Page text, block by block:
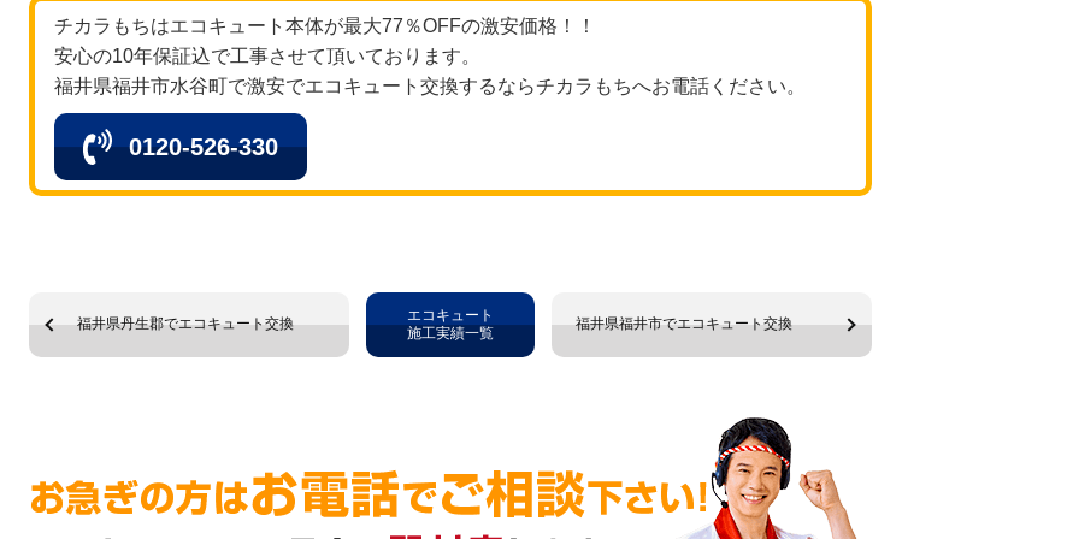
チカラもちはエコキュート本体が最大77％OFFの激安価格！！
安心の10年保証込で工事させて頂いております。
福井県福井市水谷町で激安でエコキュート交換するならチカラもちへお電話ください。
0120-526-330
福井県丹生郡でエコキュート交換 福井県福井市でエコキュート交換
エコキュート
施工実績一覧